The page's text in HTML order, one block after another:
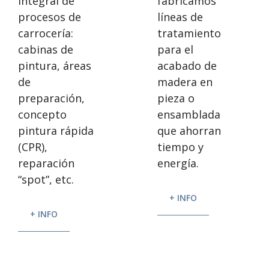
procesos de
carrocería:
cabinas de
pintura, áreas
de
preparación,
concepto
pintura rápida
(CPR),
reparación
“spot”, etc.
+ INFO
líneas de
tratamiento
para el
acabado de
madera en
pieza o
ensamblada
que ahorran
tiempo y
energía.
+ INFO